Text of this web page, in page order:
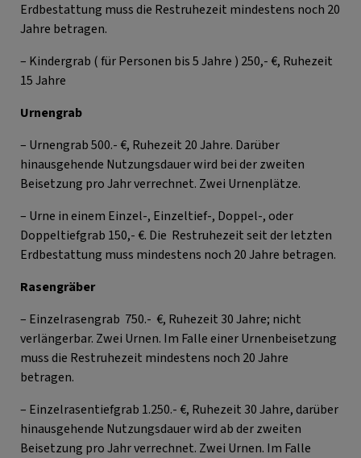
Erdbestattung muss die Restruhezeit mindestens noch 20
Jahre betragen.
– Kindergrab ( für Personen bis 5 Jahre ) 250,- €, Ruhezeit
15 Jahre
Urnengrab
– Urnengrab 500.- €, Ruhezeit 20 Jahre. Darüber
hinausgehende Nutzungsdauer wird bei der zweiten
Beisetzung pro Jahr verrechnet. Zwei Urnenplätze.
– Urne in einem Einzel-, Einzeltief-, Doppel-, oder
Doppeltiefgrab 150,- €. Die Restruhezeit seit der letzten
Erdbestattung muss mindestens noch 20 Jahre betragen.
Rasengräber
– Einzelrasengrab 750.- €, Ruhezeit 30 Jahre; nicht
verlängerbar. Zwei Urnen. Im Falle einer Urnenbeisetzung
muss die Restruhezeit mindestens noch 20 Jahre
betragen.
– Einzelrasentiefgrab 1.250.- €, Ruhezeit 30 Jahre, darüber
hinausgehende Nutzungsdauer wird ab der zweiten
Beisetzung pro Jahr verrechnet. Zwei Urnen. Im Falle